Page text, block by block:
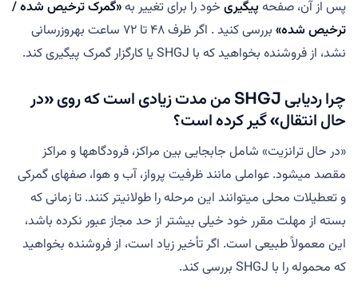
پس از آن، صفحه پیگیری خود را برای تغییر به«گمرک ترخیص شده /
ترخیص شده»
بررسی کنید . اگر ظرف ۴۸ تا ۷۲ ساعت بهروزرسانی
نشد، از فروشنده بخواهید که با SHGJ یا کارگزار گمرک پیگیری کند.
چرا ردیابی SHGJ من مدت زیادی است که روی «در
حال انتقال» گیر کرده است؟
«در حال ترانزیت» شامل جابجایی بین مراکز، فرودگاهها و مراکز
مقصد میشود. عواملی مانند ظرفیت پرواز، آب و هوا، صفهای گمرکی
و تعطیلات محلی میتوانند این مرحله را طولانیتر کنند. تا زمانی که
بسته از مهلت مقرر خود خیلی بیشتر از حد مجاز عبور نکرده باشد،
این معمولاً طبیعی است. اگر تأخیر زیاد است، از فروشنده بخواهید
که محموله را با SHGJ بررسی کند.